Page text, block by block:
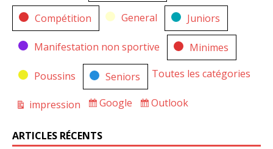
Compétition General Juniors
Manifestation non sportive Minimes
Poussins Seniors Toutes les catégories
Vue
impression
Subscribe
Google
Subscribe
Outlook
ARTICLES RÉCENTS